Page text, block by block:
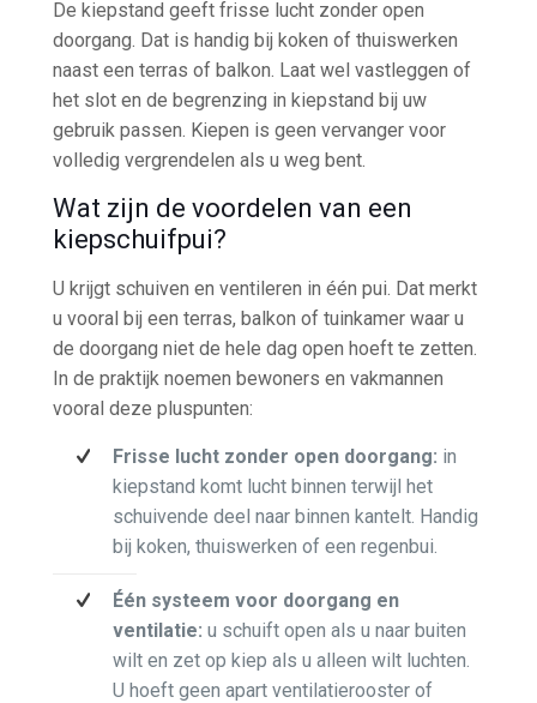
De kiepstand geeft frisse lucht zonder open
doorgang. Dat is handig bij koken of thuiswerken
naast een terras of balkon. Laat wel vastleggen of
het slot en de begrenzing in kiepstand bij uw
gebruik passen. Kiepen is geen vervanger voor
volledig vergrendelen als u weg bent.
Wat zijn de voordelen van een
kiepschuifpui?
U krijgt schuiven en ventileren in één pui. Dat merkt
u vooral bij een terras, balkon of tuinkamer waar u
de doorgang niet de hele dag open hoeft te zetten.
In de praktijk noemen bewoners en vakmannen
vooral deze pluspunten:
Frisse lucht zonder open doorgang: in
kiepstand komt lucht binnen terwijl het
schuivende deel naar binnen kantelt. Handig
bij koken, thuiswerken of een regenbui.
Één systeem voor doorgang en
ventilatie: u schuift open als u naar buiten
wilt en zet op kiep als u alleen wilt luchten.
U hoeft geen apart ventilatierooster of